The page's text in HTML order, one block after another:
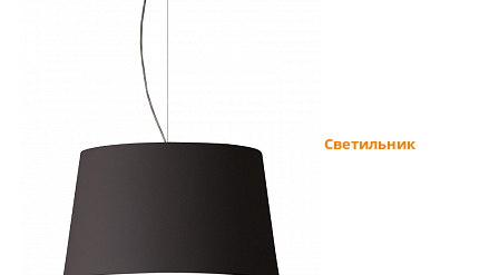
Светильник